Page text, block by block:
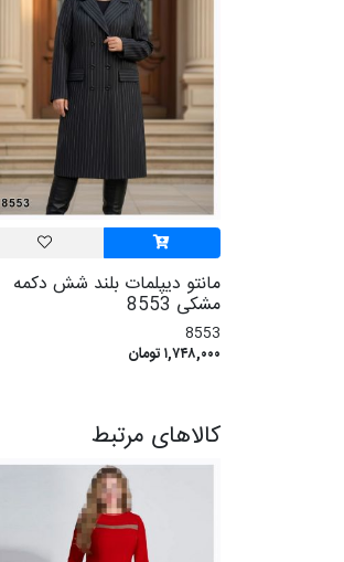
مانتو دیپلمات بلند شش دکمه
مشکی 8553
8553
۱,۷۴۸,۰۰۰ تومان
کالاهای مرتبط